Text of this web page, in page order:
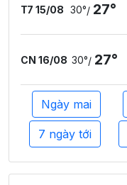
T7 15/08 30°/ 27°
CN 16/08 30°/ 27°
Ngày mai
7 ngày tới